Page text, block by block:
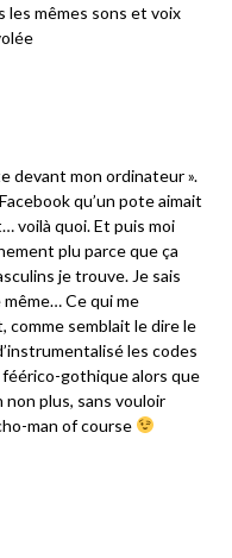
les mêmes sons et voix
devant mon ordinateur ».
qu’un pote aimait
voilà quoi. Et puis moi
plu parce que ça
je trouve. Je sais
même… Ce qui me
comme semblait le dire le
les codes
gothique alors que
non plus, sans vouloir
man of course